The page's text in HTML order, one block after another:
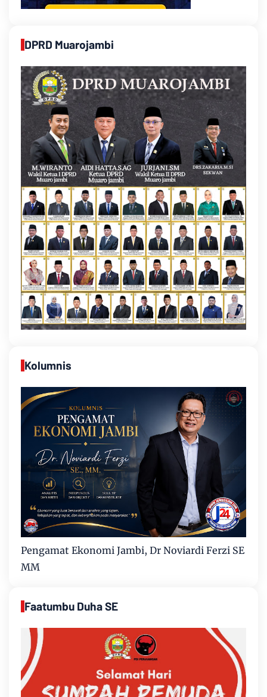
DPRD Muarojambi
Kolumnis
Pengamat Ekonomi Jambi, Dr Noviardi Ferzi SE
MM
Faatumbu Duha SE